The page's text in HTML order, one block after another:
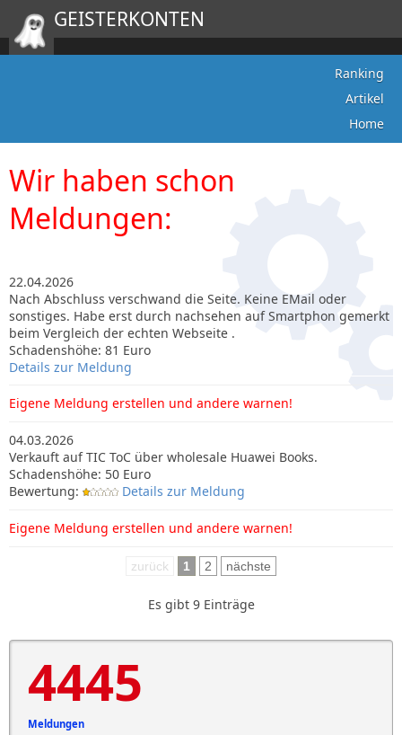
GEISTERKONTEN
Ranking
Artikel
Home
Wir haben schon
Meldungen:
22.04.2026
Nach Abschluss verschwand die Seite. Keine EMail oder
sonstiges. Habe erst durch nachsehen auf Smartphon gemerkt
beim Vergleich der echten Webseite .
Schadenshöhe: 81 Euro
Details zur Meldung
Eigene Meldung erstellen und andere warnen!
04.03.2026
Verkauft auf TIC ToC über wholesale Huawei Books.
Schadenshöhe: 50 Euro
Bewertung:
Details zur Meldung
Eigene Meldung erstellen und andere warnen!
zurück 1 2 nächste
Es gibt 9 Einträge
4445
Meldungen